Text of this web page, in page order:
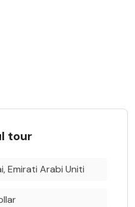
tour
Emirati Arabi Uniti